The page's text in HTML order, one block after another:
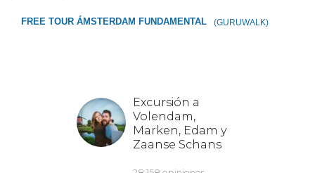
FREE TOUR ÁMSTERDAM FUNDAMENTAL (GURUWALK)